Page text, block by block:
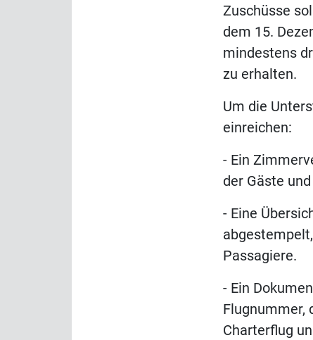
Zuschüsse
dem 15.
mindestens
zu erhalten.
Um die
einreichen:
- Ein
der Gäste
- Eine
Passagiere.
- Ein
Flugnummer,
Charterflug